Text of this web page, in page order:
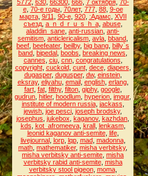
5772, 630, 66300, 666, 7 октября, 70-
е, 70-е годы, 70лет, 777, 88, 9-ое
марта, 9/11 90-е, 920, :Адамс XVII
съезд, a_n_d_r_u_s_h_a, abuse,
aladdin_sane anti-russian anti-
semitism anticlericalism avla bband
beef beefeater, beilby, big bang billy`s
band bipedal boobs breaking news
cannes ciu, cnn, congratulations
copyright, cuckold, cunt, dece, diapers
dugasper, dugusper, dw, einstein,
eksray, eliyahu, email, english, erlang,
fart, fat, filthy, filton, giphy, google,
gudrun hitler, hoodlum hyperion imgur,
institute of modern russia, jackass
jewish joe pesci joseph brodsky,
josephus jukebox kaganov, kazhdan
kds kot_afromeeva, krall, lenkasm,
leonid kaganov anti-semite, life,
livejournal, lorp, lqp, mad, madonna,
math mathematiker, misha verbitsky,
misha verbitsky anti-semite misha
verbitsky rabid anti-semite, misha
verbitsky stool pigeon, moma,